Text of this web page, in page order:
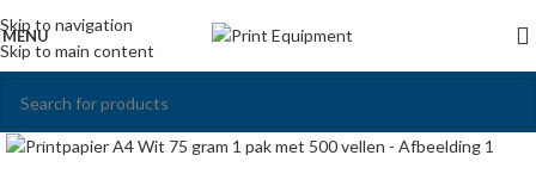
Skip to navigation
Skip to main content
MENU
Click to enlarge